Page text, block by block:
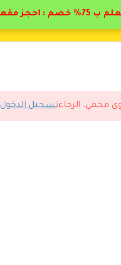
محمي، الرجاءتسجيل الدخول
مقعدك الان